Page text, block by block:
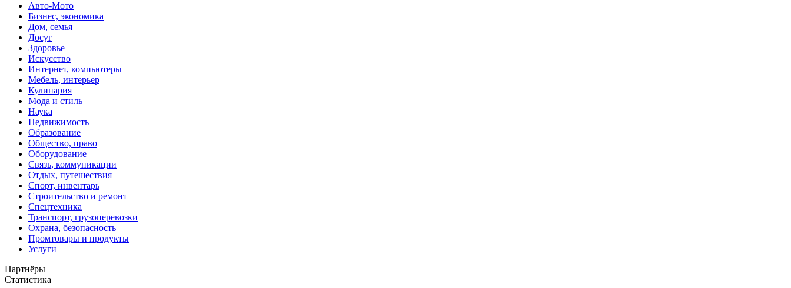
Авто-Мото
Бизнес, экономика
Дом, семья
Досуг
Здоровье
Искусство
Интернет, компьютеры
Мебель, интерьер
Кулинария
Мода и стиль
Наука
Недвижимость
Образование
Общество, право
Оборудование
Связь, коммуникации
Отдых, путешествия
Спорт, инвентарь
Строительство и ремонт
Спецтехника
Транспорт, грузоперевозки
Охрана, безопасность
Промтовары и продукты
Услуги
Партнёры
Статистика